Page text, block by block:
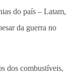
do país – Latam,
da guerra no
dos combustíveis,